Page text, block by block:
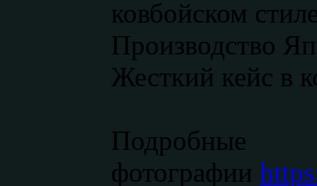
ковбойском
Производство
Жесткий кейс в
Подробные
фотографии